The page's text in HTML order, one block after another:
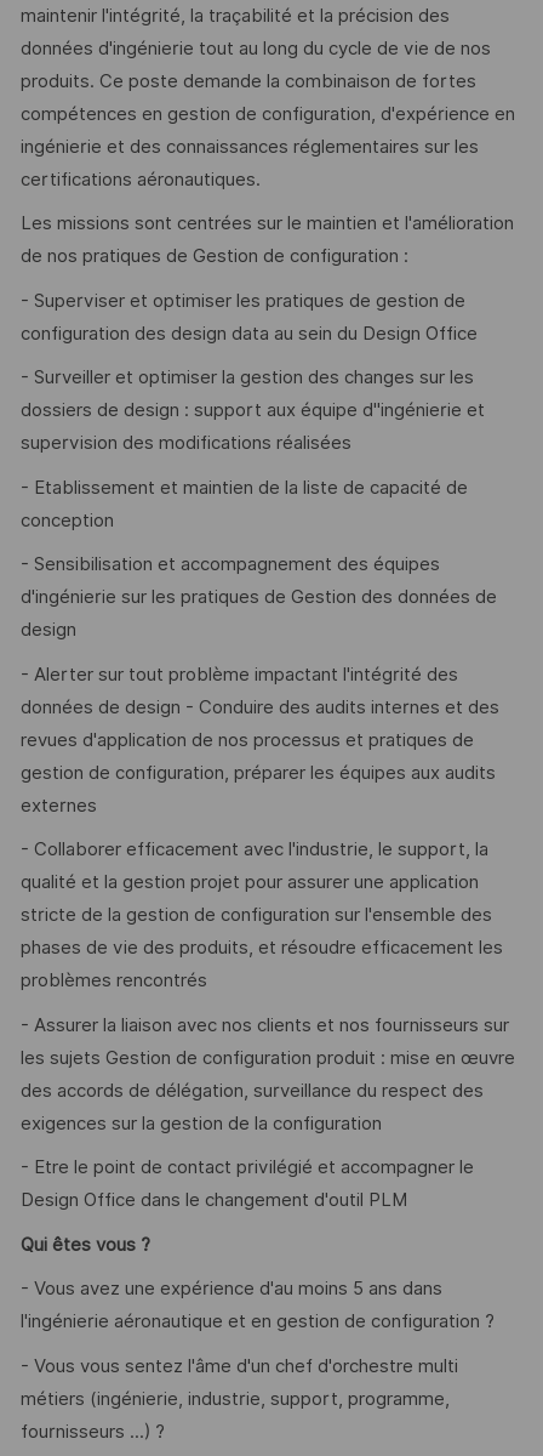
maintenir l'intégrité, la traçabilité et la précision des
données d'ingénierie tout au long du cycle de vie de nos
produits. Ce poste demande la combinaison de fortes
compétences en gestion de configuration, d'expérience en
ingénierie et des connaissances réglementaires sur les
certifications aéronautiques.
Les missions sont centrées sur le maintien et l'amélioration
de nos pratiques de Gestion de configuration :
- Superviser et optimiser les pratiques de gestion de
configuration des design data au sein du Design Office
- Surveiller et optimiser la gestion des changes sur les
dossiers de design : support aux équipe d"ingénierie et
supervision des modifications réalisées
- Etablissement et maintien de la liste de capacité de
conception
- Sensibilisation et accompagnement des équipes
d'ingénierie sur les pratiques de Gestion des données de
design
- Alerter sur tout problème impactant l'intégrité des
données de design - Conduire des audits internes et des
revues d'application de nos processus et pratiques de
gestion de configuration, préparer les équipes aux audits
externes
- Collaborer efficacement avec l'industrie, le support, la
qualité et la gestion projet pour assurer une application
stricte de la gestion de configuration sur l'ensemble des
phases de vie des produits, et résoudre efficacement les
problèmes rencontrés
- Assurer la liaison avec nos clients et nos fournisseurs sur
les sujets Gestion de configuration produit : mise en œuvre
des accords de délégation, surveillance du respect des
exigences sur la gestion de la configuration
- Etre le point de contact privilégié et accompagner le
Design Office dans le changement d'outil PLM
Qui êtes vous ?
- Vous avez une expérience d'au moins 5 ans dans
l'ingénierie aéronautique et en gestion de configuration ?
- Vous vous sentez l'âme d'un chef d'orchestre multi
métiers (ingénierie, industrie, support, programme,
fournisseurs ...) ?